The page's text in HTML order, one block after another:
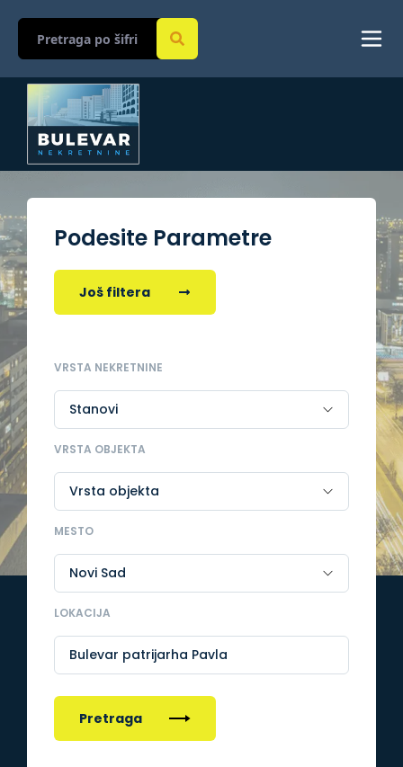
Podesite Parametre
Još filtera
VRSTA NEKRETNINE
VRSTA OBJEKTA
MESTO
LOKACIJA
Bulevar patrijarha Pavla
Pretraga